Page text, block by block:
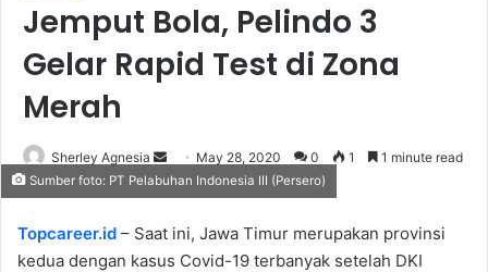
Jemput Bola, Pelindo 3
Gelar Rapid Test di Zona
Merah
Sherley Agnesia
Send
an
May 28, 2020 0 1 1 minute read
Sumber foto: PT Pelabuhan Indonesia III (Persero)
Topcareer.id – Saat ini, Jawa Timur merupakan provinsi
kedua dengan kasus Covid-19 terbanyak setelah DKI